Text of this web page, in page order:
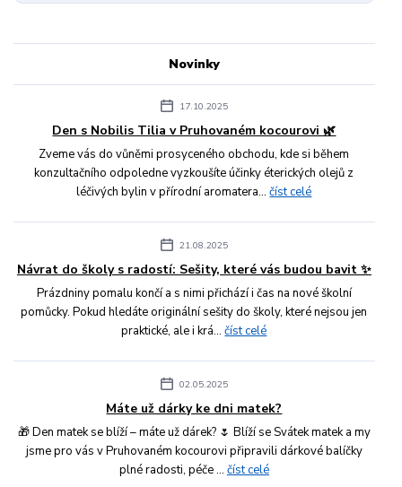
Novinky
17.10.2025
Den s Nobilis Tilia v Pruhovaném kocourovi 🌿
Zveme vás do vůněmi prosyceného obchodu, kde si během
konzultačního odpoledne vyzkoušíte účinky éterických olejů z
léčivých bylin v přírodní aromatera...číst celé
21.08.2025
Návrat do školy s radostí: Sešity, které vás budou bavit ✨
Prázdniny pomalu končí a s nimi přichází i čas na nové školní
pomůcky. Pokud hledáte originální sešity do školy, které nejsou jen
praktické, ale i krá...číst celé
02.05.2025
Máte už dárky ke dni matek?
🎁 Den matek se blíží – máte už dárek? 🌷 Blíží se Svátek matek a my
jsme pro vás v Pruhovaném kocourovi připravili dárkové balíčky
plné radosti, péče ... číst celé